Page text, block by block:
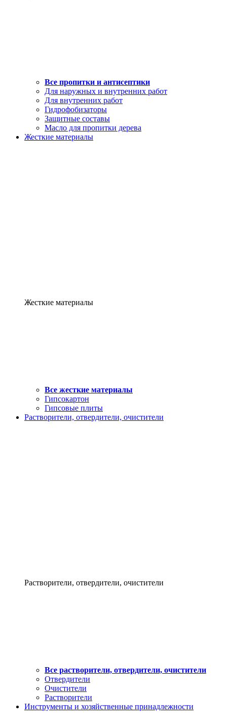
Все пропитки и антисептики
Для наружных и внутренних работ
Для внутренних работ
Гидрофобизаторы
Защитные составы
Масло для пропитки дерева
Жесткие материалы
Жесткие материалы
Все жесткие материалы
Гипсокартон
Гипсовые плиты
Растворители, отвердители, очистители
Растворители, отвердители, очистители
Все растворители, отвердители, очистители
Отвердители
Очистители
Растворители
Инструменты и хозяйственные принадлежности